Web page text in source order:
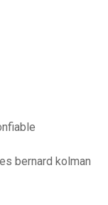
bernard kolman